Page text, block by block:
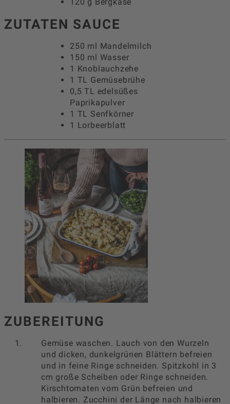
ZUTATEN SAUCE
250 ml Mandelmilch
150 ml Wasser
1 Knoblauchzehe
1 TL Gemüsebrühe
0,5 TL edelsüßes
Paprikapulver
1 TL Senfkörner
1 Lorbeerblatt
ZUBEREITUNG
Gemüse waschen. Lauch von den Wurzeln
und dicken, dunkelgrünen Blättern befreien
und in feine Ringe schneiden. Spitzkohl in 3
cm große Scheiben oder Ringe schneiden.
Kirschtomaten vom Grün befreien und
halbieren. Zucchini der Länge nach halbieren